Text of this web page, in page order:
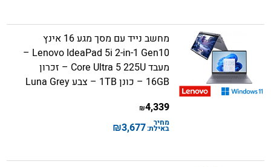
מחשב נייד עם מסך מגע 16 אינץ
Lenovo IdeaPad 5i 2-in-1 Gen10 –
מעבד Core Ultra 5 225U – זכרון
16GB – כונן 1TB – צבע Luna Grey
4,339
₪
מחיר
באילת:3,677
₪